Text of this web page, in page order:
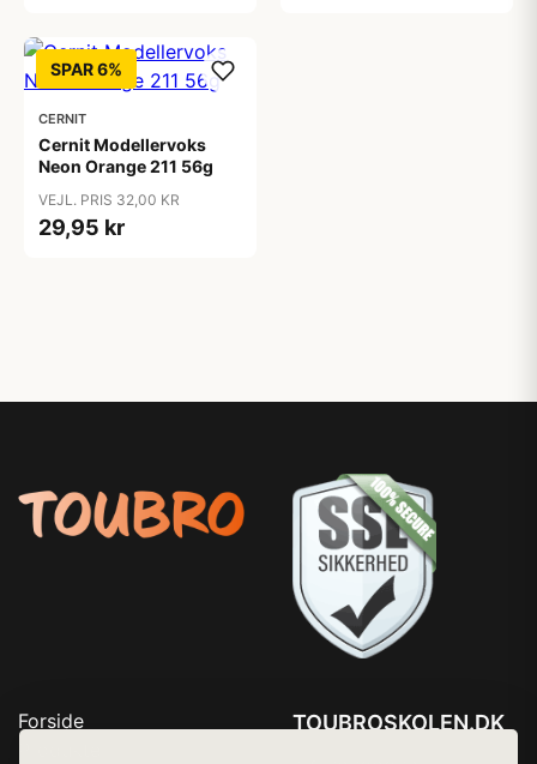
SPAR 6%
CERNIT
Cernit Modellervoks
Neon Orange 211 56g
VEJL. PRIS 32,00 KR
29,95 kr
Forside
TOUBROSKOLEN.DK